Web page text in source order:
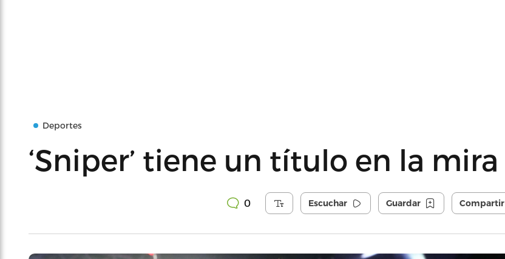
Deportes
‘Sniper’ tiene un título en la mira
0 Escuchar Guardar Compartir